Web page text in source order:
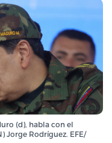
(d), habla con el
Jorge Rodríguez. EFE/